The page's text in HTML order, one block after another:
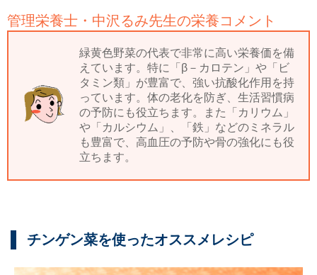
管理栄養士・中沢るみ先生の栄養コメント
緑黄色野菜の代表で非常に高い栄養価を備
えています。特に「β－カロテン」や「ビ
タミン類」が豊富で、強い抗酸化作用を持
っています。体の老化を防ぎ、生活習慣病
の予防にも役立ちます。また「カリウム」
や「カルシウム」、「鉄」などのミネラル
も豊富で、高血圧の予防や骨の強化にも役
立ちます。
チンゲン菜を使ったオススメレシピ